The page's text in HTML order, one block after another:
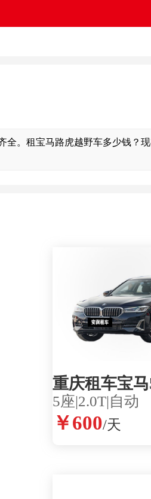
。租宝马路虎越野车多少钱？
重庆租车宝
5座|2.0T|自动
￥600/天